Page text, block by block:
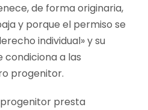
de forma originaria,
y porque el permiso se
individual» y su
condiciona a las
progenitor.
progenitor presta